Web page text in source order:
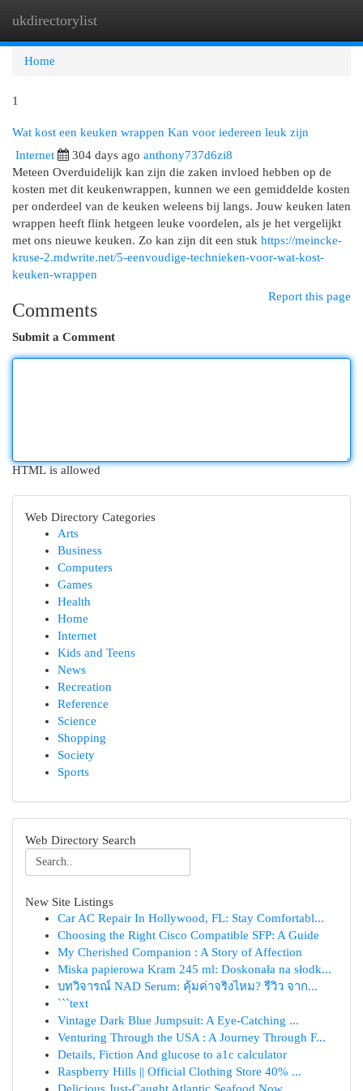
ukdirectorylist
Home
1
Wat kost een keuken wrappen Kan voor iedereen leuk zijn
Internet 304 days ago anthony737d6zi8
Meteen Overduidelijk kan zijn die zaken invloed hebben op de
kosten met dit keukenwrappen, kunnen we een gemiddelde kosten
per onderdeel van de keuken weleens bij langs. Jouw keuken laten
wrappen heeft flink hetgeen leuke voordelen, als je het vergelijkt
met ons nieuwe keuken. Zo kan zijn dit een stuk https://meincke-
kruse-2.mdwrite.net/5-eenvoudige-technieken-voor-wat-kost-
keuken-wrappen
Report this page
Comments
Submit a Comment
HTML is allowed
Web Directory Categories
Arts
Business
Computers
Games
Health
Home
Internet
Kids and Teens
News
Recreation
Reference
Science
Shopping
Society
Sports
Web Directory Search
New Site Listings
Car AC Repair In Hollywood, FL: Stay Comfortabl...
Choosing the Right Cisco Compatible SFP: A Guide
My Cherished Companion : A Story of Affection
Miska papierowa Kram 245 ml: Doskonała na słodk...
บทวิจารณ์ NAD Serum: คุ้มค่าจริงไหม? รีวิว จาก...
```text
Vintage Dark Blue Jumpsuit: A Eye-Catching ...
Venturing Through the USA : A Journey Through F...
Details, Fiction And glucose to a1c calculator
Raspberry Hills || Official Clothing Store 40% ...